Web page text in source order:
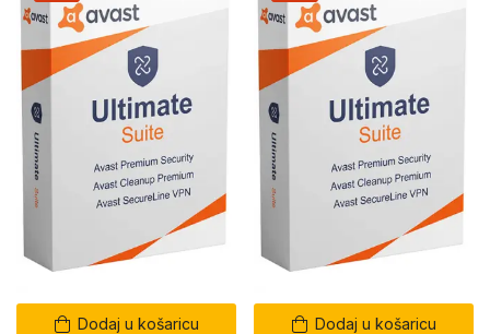
Dodaj u košaricu Dodaj u košaricu